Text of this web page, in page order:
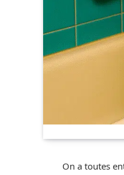
On a toutes